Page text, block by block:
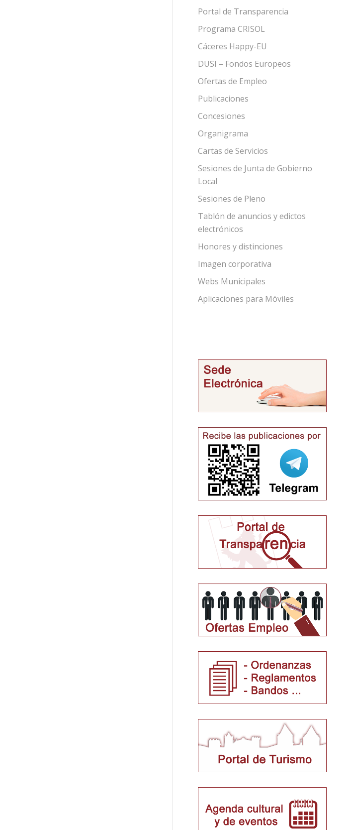
Portal de Transparencia
Programa CRISOL
Cáceres Happy-EU
DUSI – Fondos Europeos
Ofertas de Empleo
Publicaciones
Concesiones
Organigrama
Cartas de Servicios
Sesiones de Junta de Gobierno
Local
Sesiones de Pleno
Tablón de anuncios y edictos
electrónicos
Honores y distinciones
Imagen corporativa
Webs Municipales
Aplicaciones para Móviles